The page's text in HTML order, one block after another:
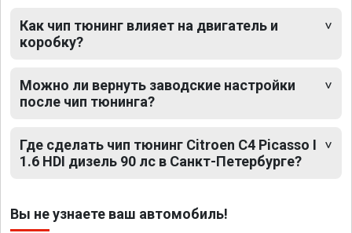
Как чип тюнинг влияет на двигатель и
коробку?
Можно ли вернуть заводские настройки
после чип тюнинга?
Где сделать чип тюнинг Citroen C4 Picasso I
1.6 HDI дизель 90 лс в Санкт-Петербурге?
Вы не узнаете ваш автомобиль!